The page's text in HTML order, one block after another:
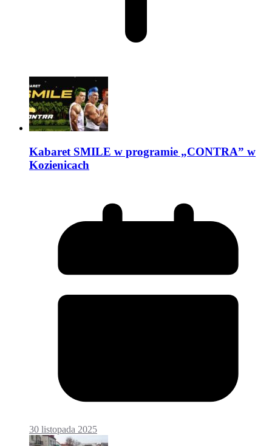
Kabaret SMILE w programie „CONTRA” w
Kozienicach
30 listopada 2025